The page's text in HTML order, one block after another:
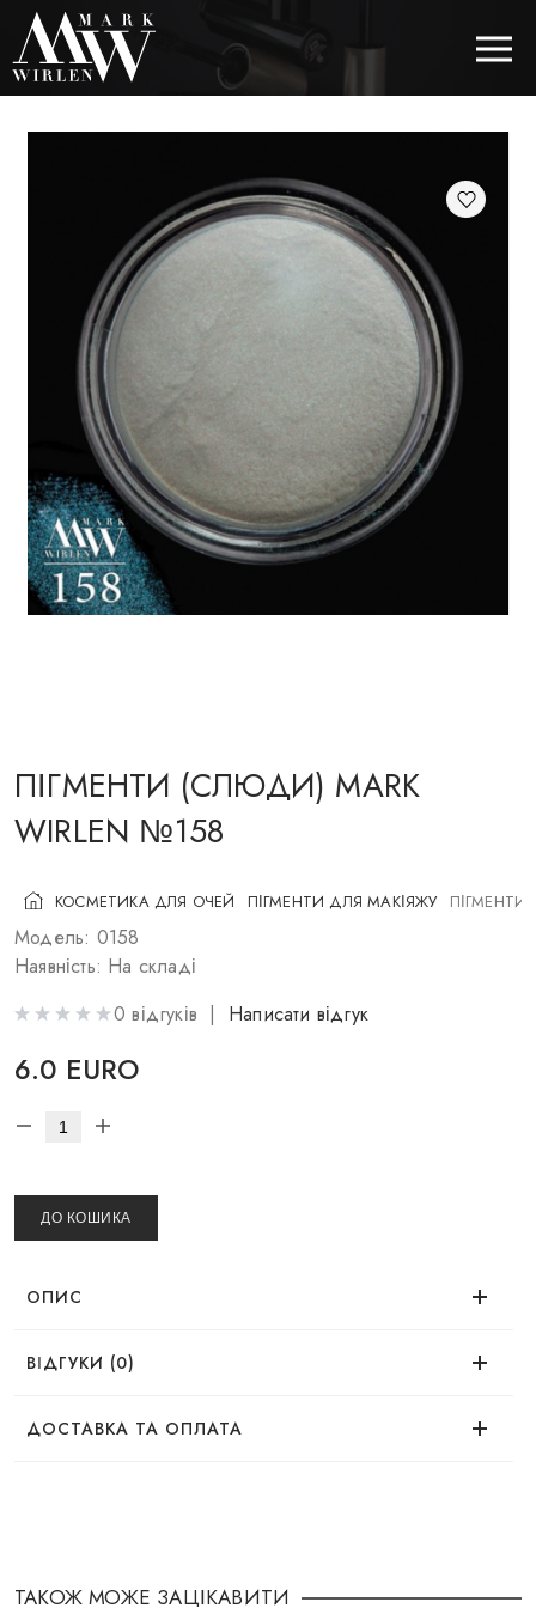
EUR
BEST SELLERS
КОСМЕТИКА ДЛЯ ВОЛОССЯ
КОСМЕТИКА ДЛЯ ОЧЕЙ
КОСМЕТИКА ДЛЯ БРІВ
КОСМЕТИКА ДЛЯ ГУБ
КОСМЕТИКА ДЛЯ ОБЛИЧЧЯ
КОСМЕТИКА ДЛЯ ЩІК
ПЕНЗЛІ ДЛЯ МАКІЯЖУ
ПІГМЕНТИ (СЛЮДИ) MARK
WIRLEN №158
КОСМЕТИКА ДЛЯ ОЧЕЙ ПІГМЕНТИ ДЛЯ МАКІЯЖУ ПІГМЕНТИ
Модель: 0158
Наявність: На складі
0 відгуків | Написати відгук
6.0 EURO
ДО КОШИКА
ОПИС
ВІДГУКИ (0)
Немає відгуків про цей товар.
ДОСТАВКА ТА ОПЛАТА
способом:
ТАКОЖ МОЖЕ ЗАЦІКАВИТИ